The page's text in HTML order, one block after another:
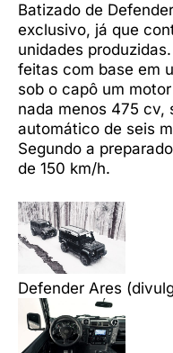
Batizado de
exclusivo, já que
unidades
feitas com base em
sob o capô um
nada menos 475 cv,
automático de seis
Segundo a
de 150 km/h.
Defender Ares